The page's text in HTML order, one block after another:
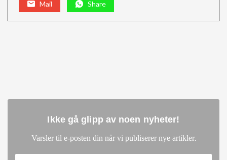
Mail Share
Ikke gå glipp av noen nyheter!
Varsler til e-posten din når vi publiserer nye artikler.